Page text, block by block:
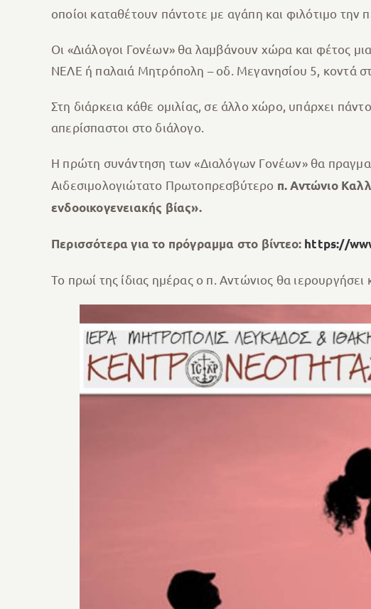
οποίοι καταθέτουν πάντοτε με αγάπη και φιλότιμο την
Οι «Διάλογοι Γονέων» θα λαμβάνουν χώρα και φέτος
ΝΕΛΕ ή παλαιά Μητρόπολη – οδ. Μεγανησίου 5, κοντά
Στη διάρκεια κάθε ομιλίας, σε άλλο χώρο, υπάρχει
απερίσπαστοι στο διάλογο.
Η πρώτη συνάντηση των «Διαλόγων Γονέων» θα
Αιδεσιμολογιώτατο Πρωτοπρεσβύτερο π. Αντώνιο
ενδοοικογενειακής βίας».
Περισσότερα για το πρόγραμμα στο βίντεο: https://
Το πρωί της ίδιας ημέρας ο π. Αντώνιος θα